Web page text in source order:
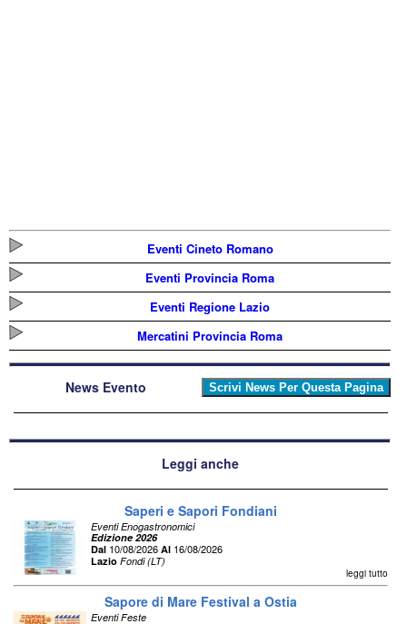
Eventi Cineto Romano
Eventi Provincia Roma
Eventi Regione Lazio
Mercatini Provincia Roma
News Evento
Leggi anche
Saperi e Sapori Fondiani
Eventi Enogastronomici
Edizione 2026
Dal 10/08/2026 Al 16/08/2026
Lazio Fondi (LT)
leggi tutto
Sapore di Mare Festival a Ostia
Eventi Feste